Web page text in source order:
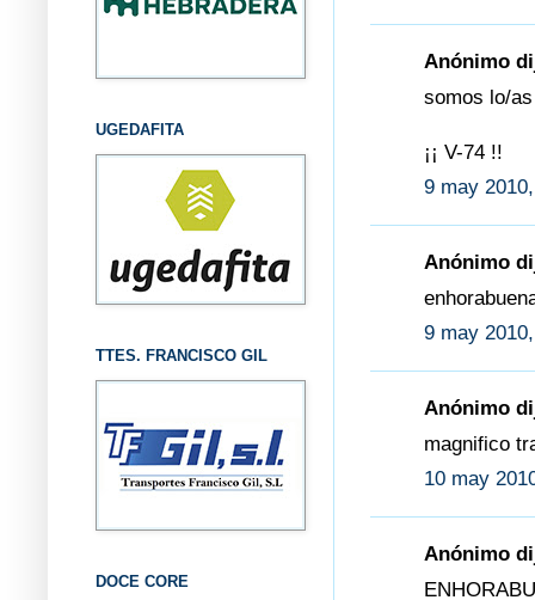
Anónimo
somos lo/
¡¡ V-74 !!
9 may
Anónimo
9 may
Anónimo
magnifico
10 may
Anónimo
UGEDAFITA
TTES. FRANCISCO GIL
DOCE CORE